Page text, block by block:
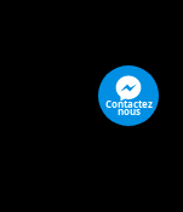
Contactez
nous